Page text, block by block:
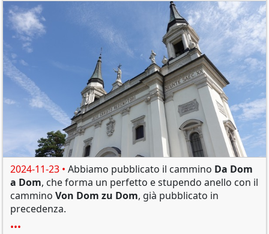
2024-11-23 • Abbiamo pubblicato il cammino Da Dom
a Dom, che forma un perfetto e stupendo anello con il
cammino Von Dom zu Dom, già pubblicato in
precedenza.
•••